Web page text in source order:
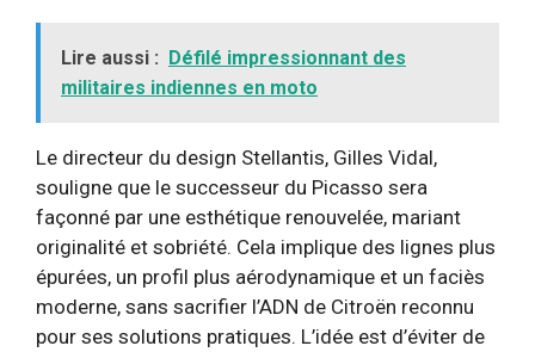
Lire aussi : Défilé impressionnant des
militaires indiennes en moto
Le directeur du design Stellantis, Gilles Vidal,
souligne que le successeur du Picasso sera
façonné par une esthétique renouvelée, mariant
originalité et sobriété. Cela implique des lignes plus
épurées, un profil plus aérodynamique et un faciès
moderne, sans sacrifier l’ADN de Citroën reconnu
pour ses solutions pratiques. L’idée est d’éviter de